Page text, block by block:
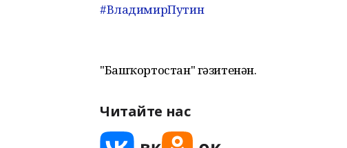
#ВладимирПутин
"Башҡортостан" гәзитенән.
Читайте нас